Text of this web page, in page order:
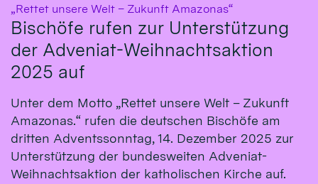
„Rettet unsere Welt – Zukunft Amazonas“
Bischöfe rufen zur Unterstützung
der Adveniat-Weihnachtsaktion
2025 auf
Unter dem Motto „Rettet unsere Welt – Zukunft
Amazonas.“ rufen die deutschen Bischöfe am
dritten Adventssonntag, 14. Dezember 2025 zur
Unterstützung der bundesweiten Adveniat-
Weihnachtsaktion der katholischen Kirche auf.